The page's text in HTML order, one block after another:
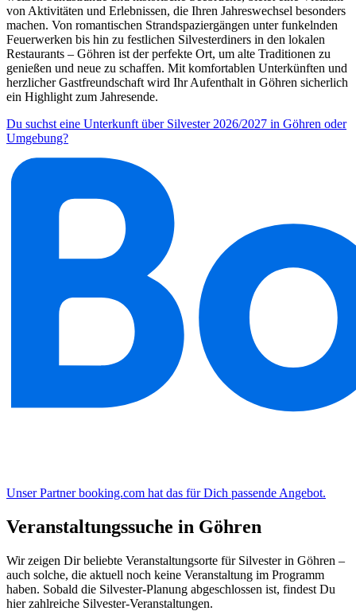
von Aktivitäten und Erlebnissen, die Ihren Jahreswechsel besonders
machen. Von romantischen Strandspaziergängen unter funkelnden
Feuerwerken bis hin zu festlichen Silvesterdiners in den lokalen
Restaurants – Göhren ist der perfekte Ort, um alte Traditionen zu
genießen und neue zu schaffen. Mit komfortablen Unterkünften und
herzlicher Gastfreundschaft wird Ihr Aufenthalt in Göhren sicherlich
ein Highlight zum Jahresende.
Du suchst eine Unterkunft über Silvester 2026/2027 in Göhren oder
Umgebung?
Unser Partner booking.com hat das für Dich passende Angebot.
Veranstaltungssuche in Göhren
Wir zeigen Dir beliebte Veranstaltungsorte für Silvester in Göhren –
auch solche, die aktuell noch keine Veranstaltung im Programm
haben. Sobald die Silvester-Planung abgeschlossen ist, findest Du
hier zahlreiche Silvester-Veranstaltungen.